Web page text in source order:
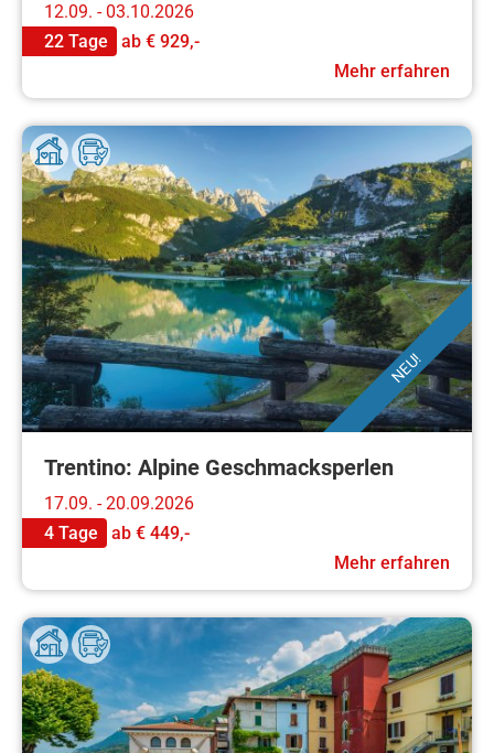
12.09. - 03.10.2026
22 Tage
ab € 929,-
Mehr erfahren
NEU!
Trentino: Alpine Geschmacksperlen
17.09. - 20.09.2026
4 Tage
ab € 449,-
Mehr erfahren